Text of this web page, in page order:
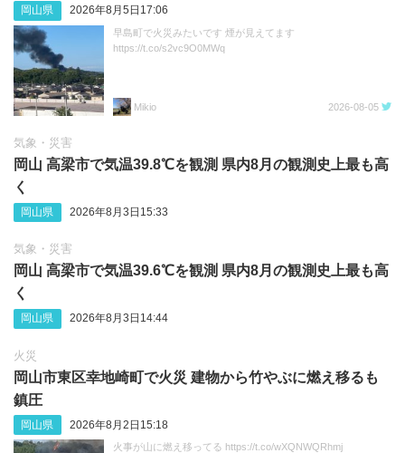
岡山県 2026年8月5日17:06
早島町で火災みたいです 煙が見えてます
https://t.co/s2vc9O0MWq
Mikio 2026-08-05
気象・災害
岡山 高梁市で気温39.8℃を観測 県内8月の観測史上最も高
く
岡山県 2026年8月3日15:33
気象・災害
岡山 高梁市で気温39.6℃を観測 県内8月の観測史上最も高
く
岡山県 2026年8月3日14:44
火災
岡山市東区幸地崎町で火災 建物から竹やぶに燃え移るも
鎮圧
岡山県 2026年8月2日15:18
火事が山に燃え移ってる https://t.co/wXQNWQRhmj